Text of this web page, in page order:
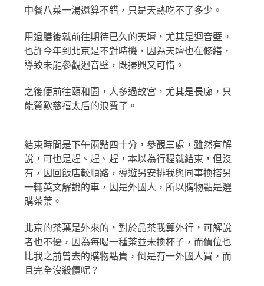
中餐八菜一湯還算不錯，只是天熱吃不了多少。
用過膳後就前往期待已久的天壇，尤其是迴音壁。
也許今年到北京是不對時機，因為天壇也在修繕，
導致未能參觀迴音壁，既掃興又可惜。
之後便前往頤和園，人多過故宮，尤其是長廊，只
能贊歎慈禧太后的浪費了。
結束時間是下午兩點四十分，參觀三處，雖然有解
說，可也是趕、趕、趕，本以為行程就結束，但沒
有，因回飯店較順路，導遊另安排我與同事換搭另
一輛英文解說的車，因是外國人，所以購物點是選
購茶葉。
北京的茶葉是外來的，對於品茶我算外行，可解說
者也不優，因為每喝一種茶並未換杯子，而價位也
比我之前曾去的購物點貴，倒是有一外國人買，而
且完全沒殺價呢？